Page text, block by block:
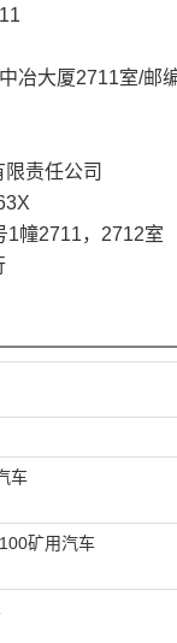
冶大厦2711室/邮
责任公司
1幢2711， 2712室
车
矿用汽车